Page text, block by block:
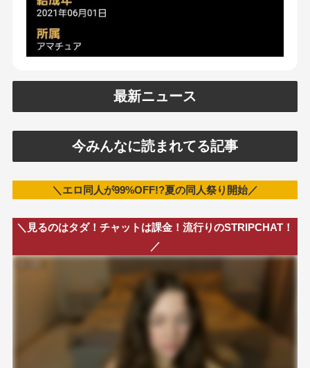
最新ニュース
今みんなに読まれてる記事
＼エロ同人が99%OFF!?夏の同人祭り開始／
＼見るのはタダ！チャットは課金！流行りのSTRIPCHAT！
／